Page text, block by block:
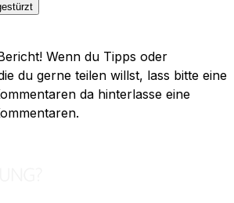
Wenn du Tipps oder
du gerne teilen willst, lass bitte eine
da hinterlasse eine